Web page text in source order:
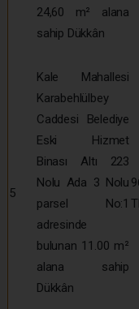
24,60 m² alana
sahip Dükkân
5
Kale Mahallesi
Karabehlülbey
Caddesi Belediye
Eski Hizmet
Binası Altı 223
Nolu Ada 3 Nolu
parsel No:1
adresinde
bulunan 11.00 m²
alana sahip
Dükkân